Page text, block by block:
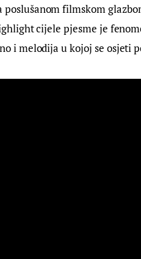
poslušanom filmskom
cijele pjesme je
i melodija u kojoj se osjeti